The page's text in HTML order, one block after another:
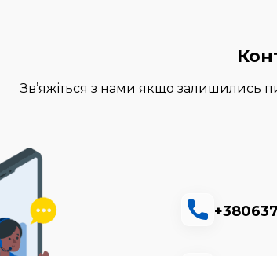
Зв’яжіться з нами якщо залишились